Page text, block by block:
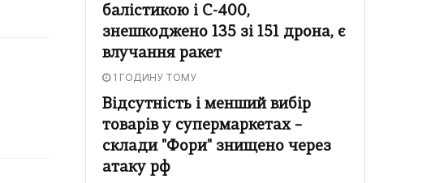
балістикою і С-400,
знешкоджено 135 зі 151 дрона, є
влучання ракет
1 ГОДИНУ ТОМУ
Відсутність і менший вибір
товарів у супермаркетах –
склади "Фори" знищено через
атаку рф